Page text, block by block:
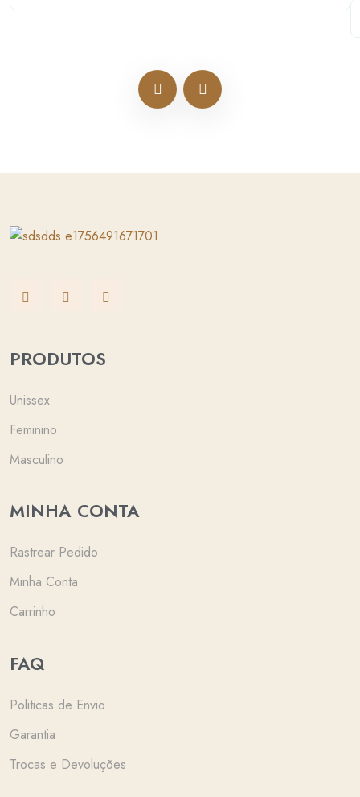
PRODUTOS
Unissex
Feminino
Masculino
MINHA CONTA
Rastrear Pedido
Minha Conta
Carrinho
FAQ
Politicas de Envio
Garantia
Trocas e Devoluções